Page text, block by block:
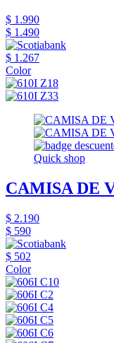
$ 1.990
$ 1.490
$ 1.267
Color
Quick shop
CAMISA DE
$ 2.190
$ 590
$ 502
Color